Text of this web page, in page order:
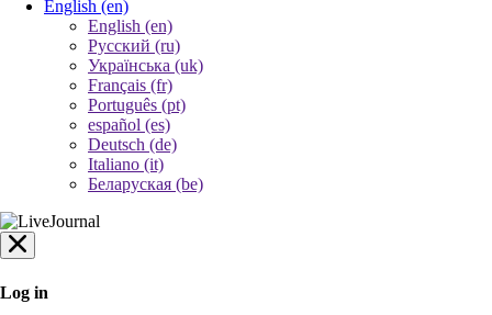
English (en)
English (en)
Русский (ru)
Українська (uk)
Français (fr)
Português (pt)
español (es)
Deutsch (de)
Italiano (it)
Беларуская (be)
Log in